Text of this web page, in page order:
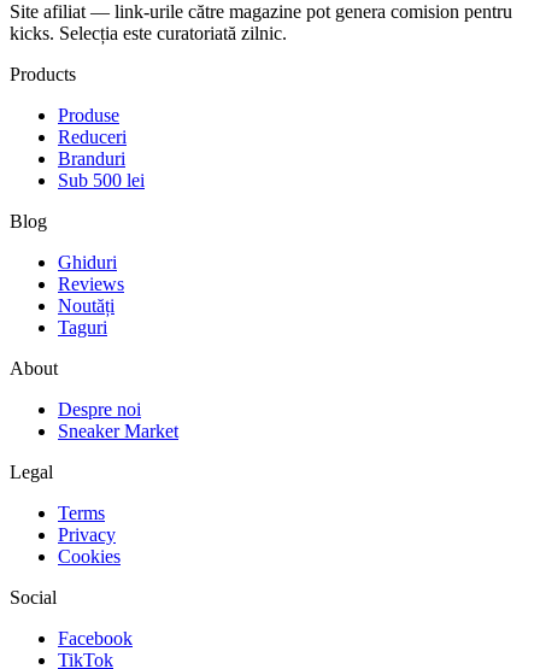
Site afiliat — link-urile către magazine pot genera comision pentru
kicks. Selecția este curatoriată zilnic.
Products
Produse
Reduceri
Branduri
Sub 500 lei
Blog
Ghiduri
Reviews
Noutăți
Taguri
About
Despre noi
Sneaker Market
Legal
Terms
Privacy
Cookies
Social
Facebook
TikTok